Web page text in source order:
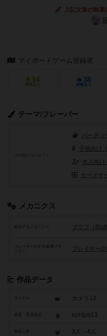
上記文章の執
マイボードゲーム登録者
14
興味あり
38
経験あり
テーマ/フレーバー
その他のコンセプト
パーティ
子供向け
大人向け
カードゲ
メカニクス
頻出するメカニクス ブラフ（Bluff
プレイヤーの干渉/影響アク
プレイヤー
作品データ
タイトル カタラ13
κατάρα13
参加人数 3人～4人